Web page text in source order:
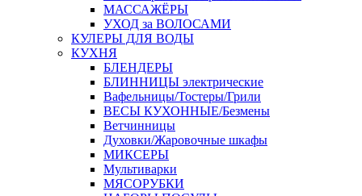
МАССАЖЁРЫ
УХОД за ВОЛОСАМИ
КУЛЕРЫ ДЛЯ ВОДЫ
КУХНЯ
БЛЕНДЕРЫ
БЛИННИЦЫ электрические
Вафельницы/Тостеры/Грили
ВЕСЫ КУХОННЫЕ/Безмены
Ветчинницы
Духовки/Жаровочные шкафы
МИКСЕРЫ
Мультиварки
МЯСОРУБКИ